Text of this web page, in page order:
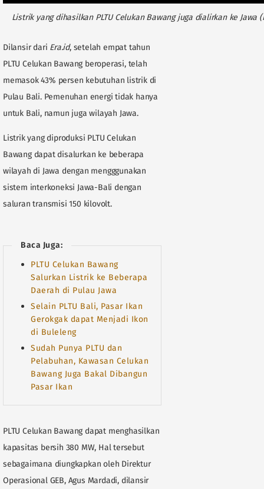
Listrik yang dihasilkan PLTU Celukan Bawang juga dialirkan ke Jawa
Dilansir dari Era.id, setelah empat tahun
PLTU Celukan Bawang beroperasi, telah
memasok 43% persen kebutuhan listrik di
Pulau Bali. Pemenuhan energi tidak hanya
untuk Bali, namun juga wilayah Jawa.
Listrik yang diproduksi PLTU Celukan
Bawang dapat disalurkan ke beberapa
wilayah di Jawa dengan mengggunakan
sistem interkoneksi Jawa-Bali dengan
saluran transmisi 150 kilovolt.
Baca Juga:
PLTU Celukan Bawang
Salurkan Listrik ke Beberapa
Daerah di Pulau Jawa
Selain PLTU Bali, Pasar Ikan
Gerokgak dapat Menjadi Ikon
di Buleleng
Sudah Punya PLTU dan
Pelabuhan, Kawasan Celukan
Bawang Juga Bakal Dibangun
Pasar Ikan
PLTU Celukan Bawang dapat menghasilkan
kapasitas bersih 380 MW, Hal tersebut
sebagaimana diungkapkan oleh Direktur
Operasional GEB, Agus Mardadi, dilansir